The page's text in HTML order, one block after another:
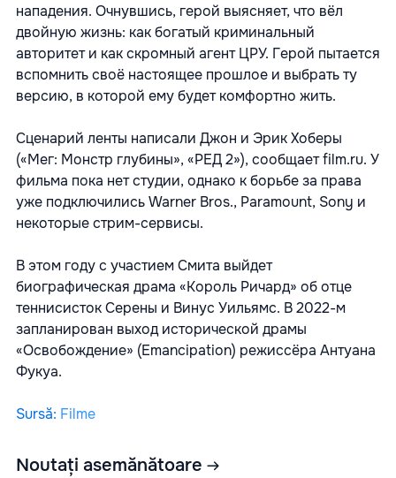
нападения. Очнувшись, герой выясняет, что вёл
двойную жизнь: как богатый криминальный
авторитет и как скромный агент ЦРУ. Герой пытается
вспомнить своё настоящее прошлое и выбрать ту
версию, в которой ему будет комфортно жить.
Сценарий ленты написали Джон и Эрик Хоберы
(«Мег: Монстр глубины», «РЕД 2»), сообщаетfilm.ru. У
фильма пока нет студии, однако к борьбе за права
уже подключились Warner Bros., Paramount, Sony и
некоторые стрим-сервисы.
В этом году с участием Смита выйдет
биографическая драма «Король Ричард» об отце
теннисисток Серены и Винус Уильямс. В 2022-м
запланирован выход исторической драмы
«Освобождение» (Emancipation) режиссёра Антуана
Фукуа.
Sursă: Filme
Noutați asemănătoare